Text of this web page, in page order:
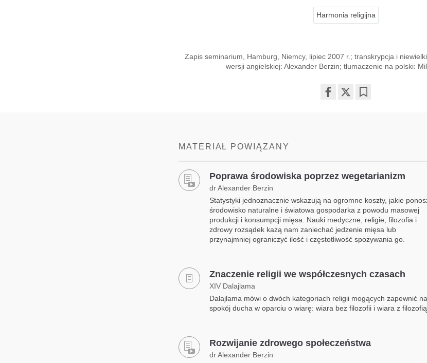
Harmonia religijna
Zapis seminarium, Hamburg, Niemcy, lipiec 2007 r.; transkrypcja i
wersji angielskiej: Alexander Berzin; tłumaczenie na polski:
MATERIAŁ POWIĄZANY
Poprawa środowiska poprzez wegetarianizm
dr Alexander Berzin
Statystyki jednoznacznie wskazują na ogromne koszty, jakie
środowisko naturalne i światowa gospodarka z powodu masowej
produkcji i konsumpcji mięsa. Nauki medyczne, religie, filozofia i
zdrowy rozsądek każą nam zaniechać jedzenie mięsa lub
przynajmniej ograniczyć ilość i częstotliwość spożywania go.
Znaczenie religii we współczesnych czasach
XIV Dalajlama
Dalajlama mówi o dwóch kategoriach religii mogących zapewnić
spokój ducha w oparciu o wiarę: wiara bez filozofii i wiara z
Rozwijanie zdrowego społeczeństwa
dr Alexander Berzin